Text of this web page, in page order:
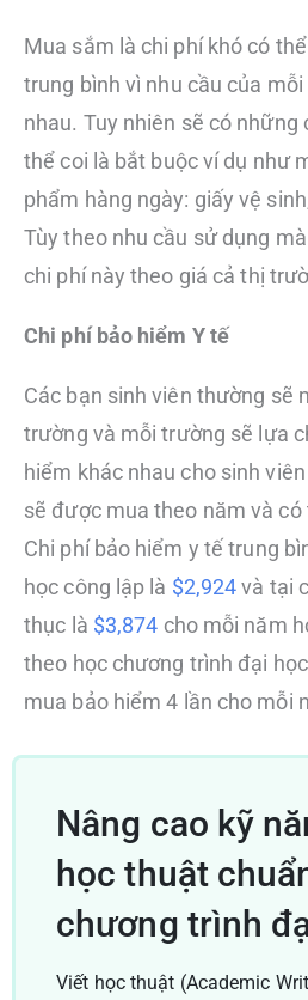
Mua sắm là chi phí khó có
trung bình vì nhu cầu của
nhau. Tuy nhiên sẽ có những
thể coi là bắt buộc ví dụ như
phẩm hàng ngày: giấy vệ
Tùy theo nhu cầu sử dụng
chi phí này theo giá cả thị
Chi phí bảo hiểm Y tế
Các bạn sinh viên thường sẽ
trường và mỗi trường sẽ lựa
hiểm khác nhau cho sinh
sẽ được mua theo năm và có
Chi phí bảo hiểm y tế trung
học công lập là $2,924và tại
thục là $3,874 cho mỗi năm
theo học chương trình đại
mua bảo hiểm 4 lần cho mỗi
Nâng cao kỹ
học thuật
chương trình
Viết học thuật (Academic